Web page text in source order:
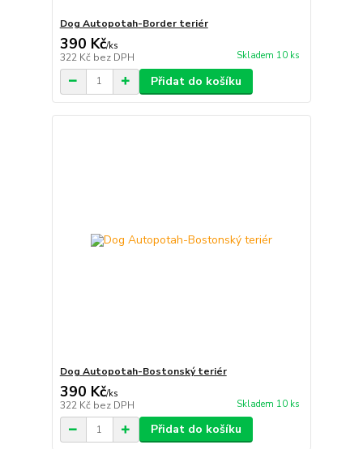
Dog Autopotah-Border teriér
390 Kč/ks
322 Kč bez DPH Skladem 10 ks
Přidat do košíku
Dog Autopotah-Bostonský teriér
390 Kč/ks
322 Kč bez DPH Skladem 10 ks
Přidat do košíku